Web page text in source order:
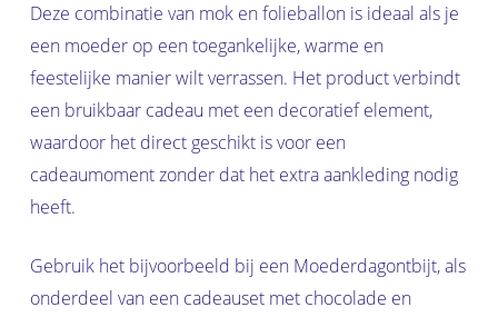
Deze combinatie van mok en folieballon is ideaal als je
een moeder op een toegankelijke, warme en
feestelijke manier wilt verrassen. Het product verbindt
een bruikbaar cadeau met een decoratief element,
waardoor het direct geschikt is voor een
cadeaumoment zonder dat het extra aankleding nodig
heeft.
Gebruik het bijvoorbeeld bij een Moederdagontbijt, als
onderdeel van een cadeauset met chocolade en